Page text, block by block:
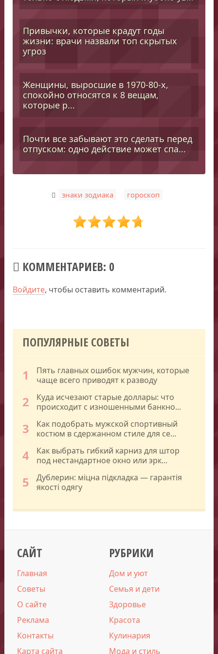
Привычки, которые крадут годы
жизни: врачи назвали топ скрытых
угроз
Женщины, выросшие в 1970-80-х,
спокойно относятся к 8 вещам,
которые р...
Почти все забывают это сделать перед
отпуском: одно действие может спа...
знаки зодиака гороскоп
КОММЕНТАРИЕВ: 0
Войдите, чтобы оставить комментарий.
ПОПУЛЯРНЫЕ СОВЕТЫ
1
Пять главных ошибок мужчин, которые
чаще всего приводят к разводу
2
Куда исчезают старые доллары: что
происходит с изношенными банкно...
3
Как подобрать мужской спортивный
костюм в сдержанном стиле для се...
4
Как выбрать гибкий карниз для штор
под нестандартное окно или эрк...
5
Дублерин: міцна підкладка — гарантія
якості одягу
САЙТ
Главная
Советы
О сайте
Реклама
Контакты
Карта сайта
РУБРИКИ
Дом и уют
Семья и дети
Здоровье
Красота
Кулинария
Мода и стиль